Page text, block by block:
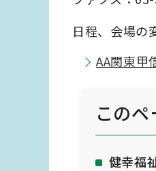
日程、会場の
AA関東甲
この
健幸福